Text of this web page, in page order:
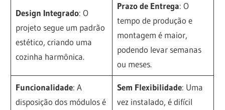
Design Integrado: O
projeto segue um padrão
estético, criando uma
cozinha harmônica.
Prazo de Entrega: O
tempo de produção e
montagem é maior,
podendo levar semanas
ou meses.
Funcionalidade: A
disposição dos módulos é
Sem Flexibilidade: Uma
vez instalado, é difícil